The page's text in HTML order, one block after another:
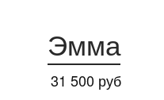
Эмма
31 500 руб